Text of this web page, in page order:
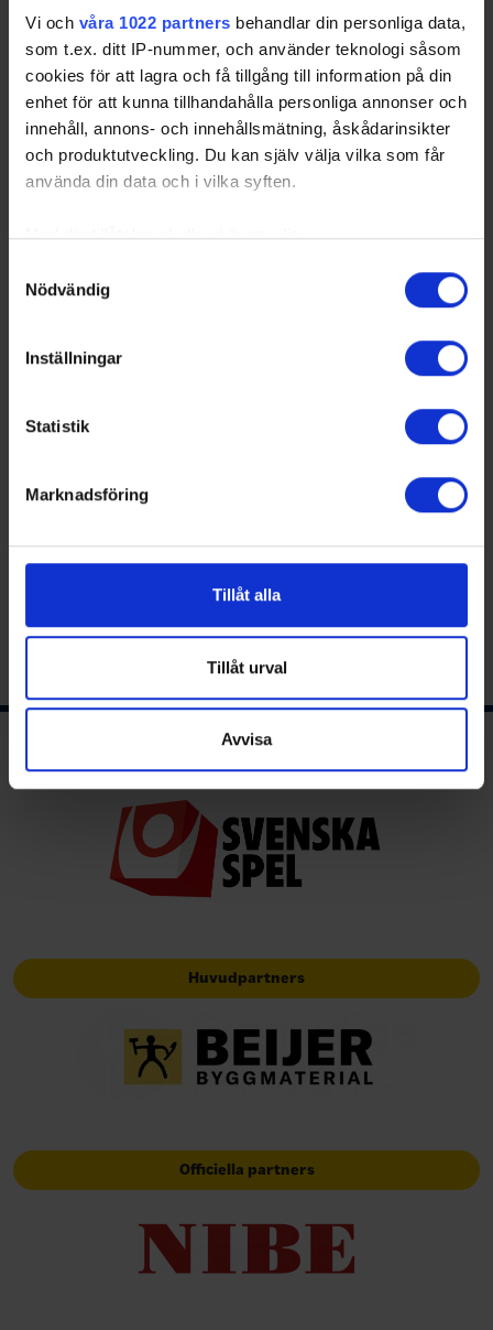
Vi och våra 1022 partners behandlar din personliga data,
som t.ex. ditt IP-nummer, och använder teknologi såsom
cookies för att lagra och få tillgång till information på din
enhet för att kunna tillhandahålla personliga annonser och
innehåll, annons- och innehållsmätning, åskådarinsikter
och produktutveckling. Du kan själv välja vilka som får
använda din data och i vilka syften.
Med din tillåtelse skulle vi även vilja:
som kan ha en noggrannhet på upp till flera meter
Ta reda på mer om hur dina personliga uppgifter
Du kan ändra eller dra tillbaka ditt samtycke när som
Vi använder enhetsidentifierare för att anpassa innehållet
för sociala medier och analysera vår trafik. Vi
vidarebefordrar även sådana identifierare och annan
annons- och analysföretag som vi samarbetar med.
Dessa kan i sin tur kombinera informationen med annan
samlat in när du har använt deras tjänster.
Nödvändig
Inställningar
Statistik
Marknadsföring
Tillåt alla
Tillåt urval
Avvisa
ShareFacebook
TwitterEmailPrint
Huvudpartners
Officiella partners